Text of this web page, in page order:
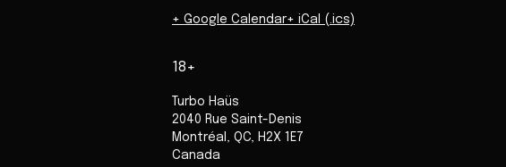
+ Google Calendar+ iCal (.ics)
18+
Turbo Haüs
2040 Rue Saint-Denis
Montréal , QC, H2X 1E7
Canada